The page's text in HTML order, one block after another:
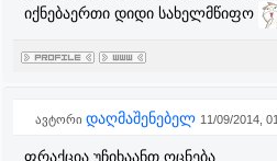
იქნებაერთი დიდი სახელმწიფო
ავტორი დაღმაშენებელ 11/09/2014,
ფრაქცია უჩიხაანთ ოცნება.